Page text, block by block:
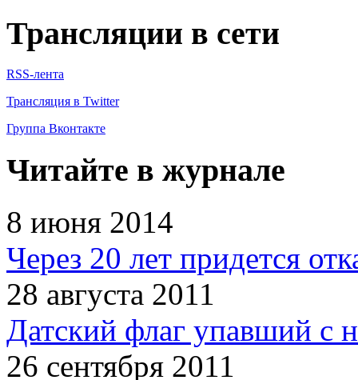
Трансляции в сети
RSS-лента
Трансляция в Twitter
Группа Вконтакте
Читайте в журнале
8 июня 2014
Через 20 лет придется
28 августа 2011
Датский флаг упавший с
26 сентября 2011